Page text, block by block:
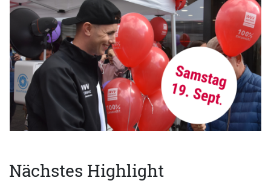
Nächstes Highlight